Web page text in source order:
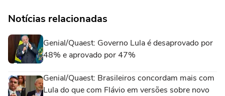
Notícias relacionadas
Genial/Quaest: Governo Lula é desaprovado por
48% e aprovado por 47%
Genial/Quaest: Brasileiros concordam mais com
Lula do que com Flávio em versões sobre novo